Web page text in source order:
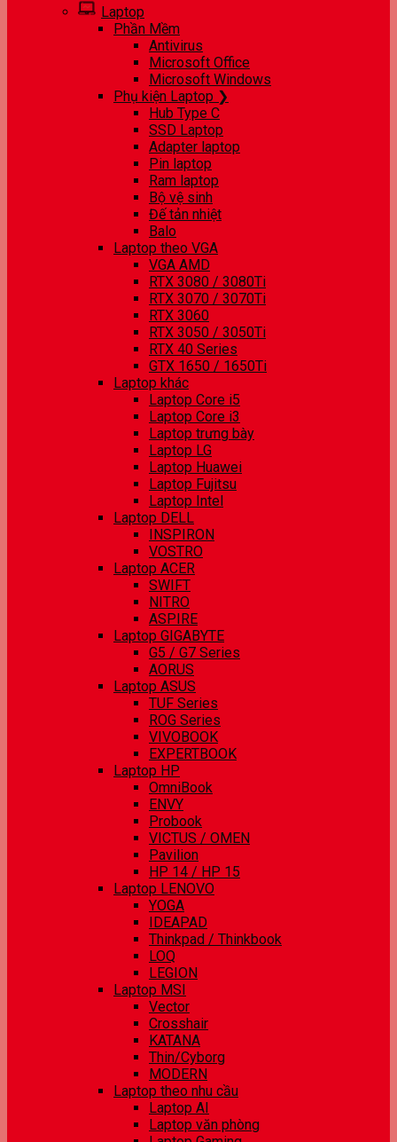
Laptop
Phần Mềm
Antivirus
Microsoft Office
Microsoft Windows
Phụ kiện Laptop ❯
Hub Type C
SSD Laptop
Adapter laptop
Pin laptop
Ram laptop
Bộ vệ sinh
Đế tản nhiệt
Balo
Laptop theo VGA
VGA AMD
RTX 3080 / 3080Ti
RTX 3070 / 3070Ti
RTX 3060
RTX 3050 / 3050Ti
RTX 40 Series
GTX 1650 / 1650Ti
Laptop khác
Laptop Core i5
Laptop Core i3
Laptop trưng bày
Laptop LG
Laptop Huawei
Laptop Fujitsu
Laptop Intel
Laptop DELL
INSPIRON
VOSTRO
Laptop ACER
SWIFT
NITRO
ASPIRE
Laptop GIGABYTE
G5 / G7 Series
AORUS
Laptop ASUS
TUF Series
ROG Series
VIVOBOOK
EXPERTBOOK
Laptop HP
OmniBook
ENVY
Probook
VICTUS / OMEN
Pavilion
HP 14 / HP 15
Laptop LENOVO
YOGA
IDEAPAD
Thinkpad / Thinkbook
LOQ
LEGION
Laptop MSI
Vector
Crosshair
KATANA
Thin/Cyborg
MODERN
Laptop theo nhu cầu
Laptop AI
Laptop văn phòng